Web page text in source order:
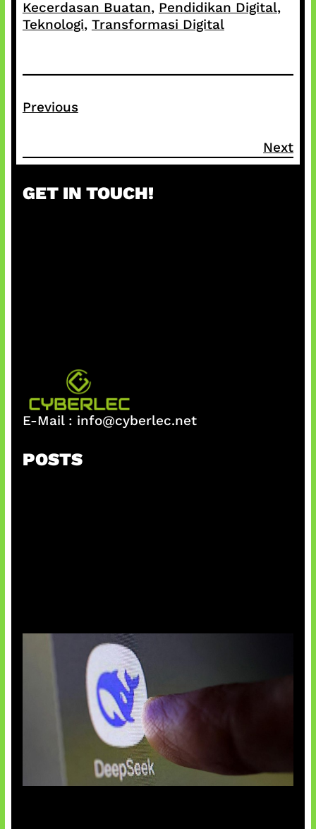
Kecerdasan Buatan, Pendidikan Digital ,
Teknologi, Transformasi Digital
Previous
Next
GET IN TOUCH!
E-Mail : info@cyberlec.net
POSTS